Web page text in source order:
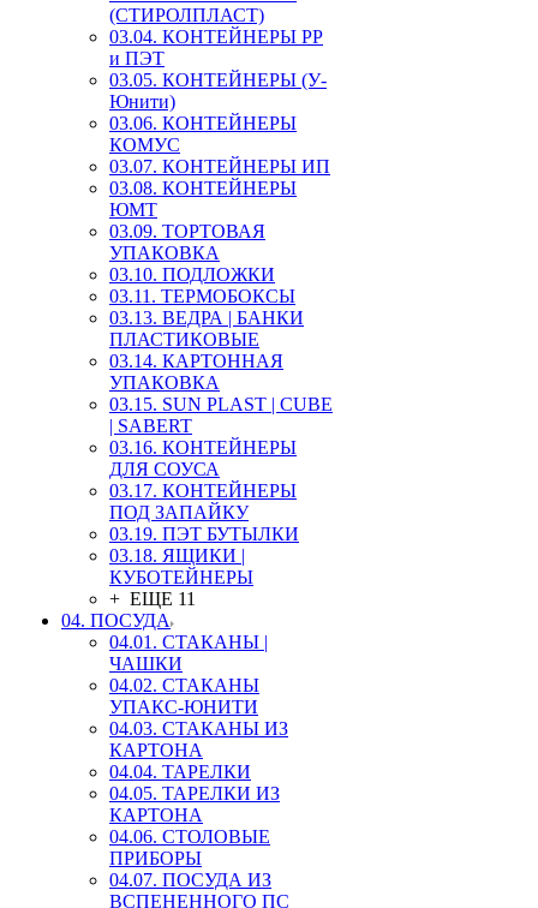
(СТИРОЛПЛАСТ)
03.04. КОНТЕЙНЕРЫ РР
и ПЭТ
03.05. КОНТЕЙНЕРЫ (У-
Юнити)
03.06. КОНТЕЙНЕРЫ
КОМУС
03.07. КОНТЕЙНЕРЫ ИП
03.08. КОНТЕЙНЕРЫ
ЮМТ
03.09. ТОРТОВАЯ
УПАКОВКА
03.10. ПОДЛОЖКИ
03.11. ТЕРМОБОКСЫ
03.13. ВЕДРА | БАНКИ
ПЛАСТИКОВЫЕ
03.14. КАРТОННАЯ
УПАКОВКА
03.15. SUN PLAST | CUBE
| SABERT
03.16. КОНТЕЙНЕРЫ
ДЛЯ СОУСА
03.17. КОНТЕЙНЕРЫ
ПОД ЗАПАЙКУ
03.19. ПЭТ БУТЫЛКИ
03.18. ЯЩИКИ |
КУБОТЕЙНЕРЫ
+ ЕЩЕ 11
04. ПОСУДА
04.01. СТАКАНЫ |
ЧАШКИ
04.02. СТАКАНЫ
УПАКС-ЮНИТИ
04.03. СТАКАНЫ ИЗ
КАРТОНА
04.04. ТАРЕЛКИ
04.05. ТАРЕЛКИ ИЗ
КАРТОНА
04.06. СТОЛОВЫЕ
ПРИБОРЫ
04.07. ПОСУДА ИЗ
ВСПЕНЕННОГО ПС